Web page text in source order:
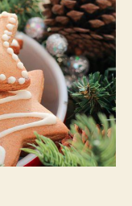
der
Luft